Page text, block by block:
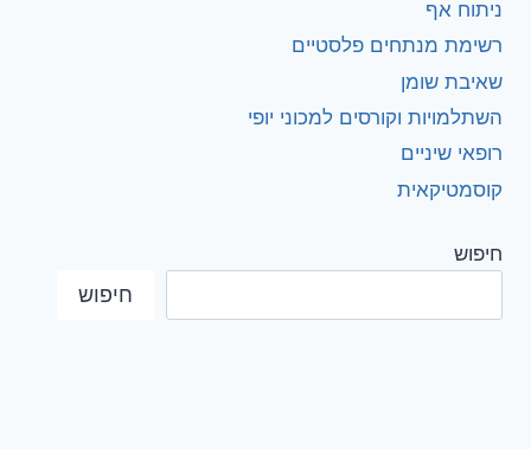
ניתוח אף
רשימת מנתחים פלסטיים
שאיבת שומן
השתלמויות וקורסים למכוני יופי
רופאי שיניים
קוסמטיקאית
חיפוש
חיפוש